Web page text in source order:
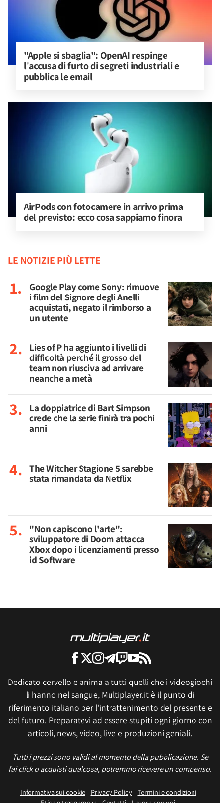
"Apple si sbaglia": OpenAI respinge
l'accusa di furto di segreti industriali e
pubblica le email
AirPods con fotocamere in arrivo prima
del previsto: ecco cosa sappiamo finora
LE NOTIZIE PIÙ LETTE
Google Play come Sony: rimuove
i film del Signore degli Anelli
acquistati, negato il rimborso a
un utente
Lies of P ha aggiunto i livelli di
difficoltà perché il grosso del
team non riusciva ad arrivare
neanche a metà
La doppiatrice di Bart Simpson
crede che la serie finirà tra pochi
anni
The Witcher Stagione 5 sarebbe
stata rimandata da Netflix
"Non capiscono l'arte":
sviluppatore di Doom attacca
Xbox dopo i licenziamenti presso
id Software
Dedicato cervello e anima a tutti quelli che i videogiochi
li hanno nel sangue, Multiplayer.it è il punto di
riferimento italiano per l'intrattenimento del presente e
del futuro. Preparatevi ad essere stupiti ogni giorno con
articoli, news, video, live e produzioni geniali.
Tutti i prezzi sono validi al momento della pubblicazione. Se
fai click o acquisti qualcosa, potremmo ricevere un compenso.
Informativa sui cookie Privacy Policy
Termini e condizioni